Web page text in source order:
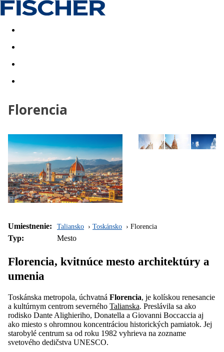
Last minute Dovolenkové kluby
Florencia
Umiestnenie: Taliansko Toskánsko Florencia
Typ: Mesto
Florencia, kvitnúce mesto architektúry a
umenia
Toskánska metropola, úchvatná Florencia, je kolískou renesancie
a kultúrnym centrom severného Talianska. Preslávila sa ako
rodisko Dante Alighieriho, Donatella a Giovanni Boccaccia aj
ako miesto s ohromnou koncentráciou historických pamiatok. Jej
starobylé centrum sa od roku 1982 vyhrieva na zozname
svetového dedičstva UNESCO.